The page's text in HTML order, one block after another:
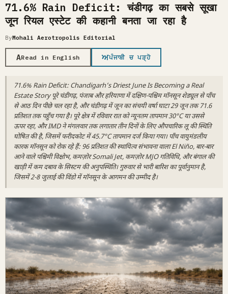
71.6% Rain Deficit: चंडीगढ़ का सबसे सूखा
जून रियल एस्टेट की कहानी बनता जा रहा है
ByMohali Aerotropolis Editorial
ARead in English ਅਪੰਜਾਬੀ ਚ ਪੜ੍ਹੋ
71.6% Rain Deficit: Chandigarh’s Driest June Is Becoming a Real
Estate Story पूरे चंडीगढ़, पंजाब और हरियाणा में दक्षिण-पश्चिम मॉनसून शेड्यूल से पाँच
से आठ दिन पीछे चल रहा है, और चंडीगढ़ में जून का संचयी वर्षा घाटा 29 जून तक 71.6
प्रतिशत तक पहुँच गया है। पूरे क्षेत्र में रविवार रात को न्यूनतम तापमान 30°C या उससे
ऊपर रहा, और IMD ने मंगलवार तक लगातार तीन दिनों के लिए औपचारिक लू की स्थिति
घोषित की है, जिसमें फरीदकोट में 45.7°C तापमान दर्ज किया गया। पाँच वायुमंडलीय
कारक मॉनसून को रोक रहे हैं: 96 प्रतिशत की स्थायित्व संभावना वाला El Niño, बार-बार
आने वाले पश्चिमी विक्षोभ, कमज़ोर Somali Jet, कमज़ोर MJO गतिविधि, और बंगाल की
खाड़ी में कम दबाव के सिस्टम की अनुपस्थिति। गुरुवार से भारी बारिश का पूर्वानुमान है,
जिसमें 2-8 जुलाई की विंडो में मॉनसून के आगमन की उम्मीद है।